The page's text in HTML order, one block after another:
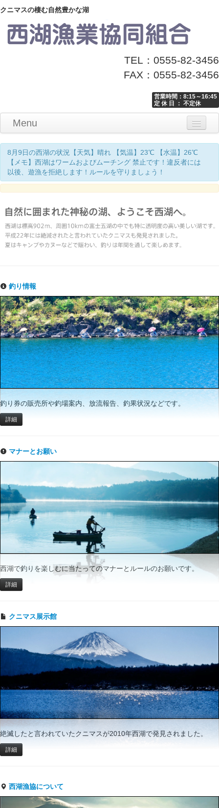
クニマスの棲む自然豊かな湖
TEL：0555-82-3456
FAX：0555-82-3456
営業時間：8:15～16:45
定 休 日 ： 不定休
Menu
Home
釣り情報
マナーとお願い
クニマス展示館
漁協からのお知らせ
お問い合わせ
8月9日の西湖の状況【天気】晴れ 【気温】23℃ 【水温】26℃
【メモ】西湖はワームおよびムーチング 禁止です！違反者には
以後、遊漁を拒絶します！ルールを守りましょう！
釣り情報
釣り券の販売所や釣場案内、放流報告、釣果状況などです。
詳細
マナーとお願い
西湖で釣りを楽しむに当たってのマナーとルールのお願いです。
詳細
クニマス展示館
絶滅したと言われていたクニマスが2010年西湖で発見されました。
詳細
西湖漁協について